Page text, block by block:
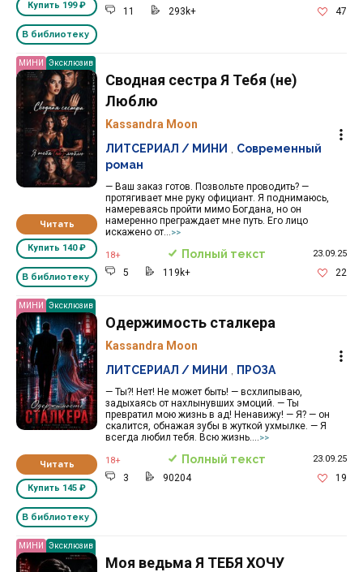
Купить 199 ₽
В библиотеку
11 293k+ 47
МИНИ Эксклюзив
Читать
Купить 140 ₽
В библиотеку
Сводная сестра Я Тебя (не)
Люблю
Kassandra Moon
— Ваш заказ готов. Позвольте проводить? —
протягивает мне руку официант. Я поднимаюсь,
намереваясь пройти мимо Богдана, но он
намеренно преграждает мне путь. Его лицо
искажено от...
>>
ЛИТСЕРИАЛ / МИНИ
Современный
роман
18+ Полный текст 23.09.25
5 119k+ 22
МИНИ Эксклюзив
Читать
Купить 145 ₽
В библиотеку
Одержимость сталкера
Kassandra Moon
— Ты?! Нет! Не может быть! — всхлипываю,
задыхаясь от нахлынувших эмоций. — Ты
превратил мою жизнь в ад! Ненавижу! — Я? — он
скалится, обнажая зубы в жуткой ухмылке. — Я
всегда любил тебя. Всю жизнь....
>>
ЛИТСЕРИАЛ / МИНИ ПРОЗА
18+ Полный текст 23.09.25
3 90204 19
МИНИ Эксклюзив
Моя ведьма Я ТЕБЯ ХОЧУ